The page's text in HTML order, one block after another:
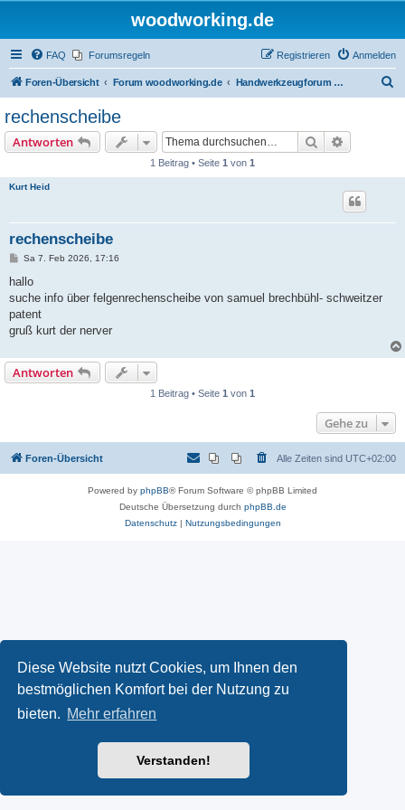
Diese Website nutzt Cookies, um Ihnen den
bestmöglichen Komfort bei der Nutzung zu
bieten. Mehr erfahren
Verstanden!
woodworking.de
FAQ Forumsregeln Anmelden
Registrieren
Foren-Übersicht Forum woodworking.de Handwerkzeugforum - das leise Forum
rechenscheibe
Antworten Suche
1 Beitrag • Seite 1 von 1
Kurt Heid
rechenscheibe
B
i
r
a
Sa 7. Feb 2026, 17:16
hallo
suche info über felgenrechenscheibe von samuel brechbühl- schweitzer
patent
gruß kurt der nerver
Antworten
1 Beitrag • Seite 1 von 1
Gehe zu
Foren-Übersicht Alle Zeiten sind UTC+02:00
Powered by phpBB® Forum Software © phpBB Limited
Deutsche Übersetzung durch phpBB.de
Datenschutz| Nutzungsbedingungen